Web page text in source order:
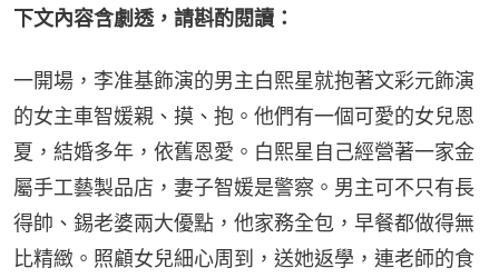
下文內容含劇透，請斟酌閱讀：
一開場，李准基飾演的男主白熙星就抱著文彩元飾演
的女主車智媛親、摸、抱。他們有一個可愛的女兒恩
夏，結婚多年，依舊恩愛。白熙星自己經營著一家金
屬手工藝製品店，妻子智媛是警察。男主可不只有長
得帥、錫老婆兩大優點，他家務全包，早餐都做得無
比精緻。照顧女兒細心周到，送她返學，連老師的食